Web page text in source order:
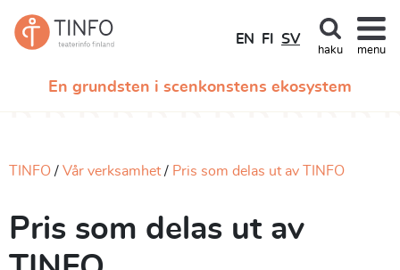
En grundsten i scenkonstens ekosystem
EN FI SV
haku menu
TINFO Vår verksamhet Pris som delas ut av TINFO
Pris som delas ut av